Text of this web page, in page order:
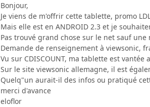
Bonjour,
Je viens de m'offrir cette tablette, promo
Mais elle est en ANDROID 2.3 et je
Pas trouvé grand chose sur le net sauf une
Demande de renseignement à viewsonic,
Vu sur CDISCOUNT, ma tablette est
Sur le site viewsonic allemagne, il est
Quelq"un aurait-il des infos ou pratiqué
merci d'avance
eloflor